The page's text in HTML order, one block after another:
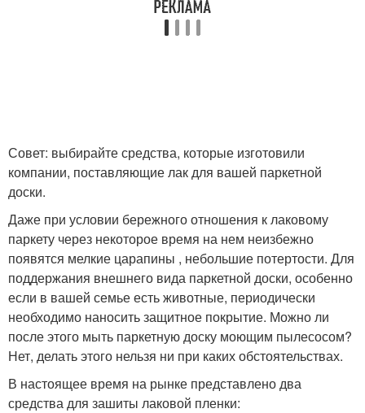
Совет: выбирайте средства, которые изготовили
компании, поставляющие лак для вашей паркетной
доски.
Даже при условии бережного отношения к лаковому
паркету через некоторое время на нем неизбежно
появятся мелкие царапины , небольшие потертости. Для
поддержания внешнего вида паркетной доски, особенно
если в вашей семье есть животные, периодически
необходимо наносить защитное покрытие. Можно ли
после этого мыть паркетную доску моющим пылесосом?
Нет, делать этого нельзя ни при каких обстоятельствах.
В настоящее время на рынке представлено два
средства для зашиты лаковой пленки: